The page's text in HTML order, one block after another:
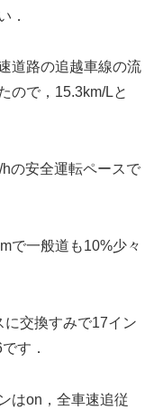
．
道路の追越車線の流
ので，15.3km/Lと
の安全運転ペースで
で一般道も10%少々
交換すみで17イン
す．
はon，全車速追従